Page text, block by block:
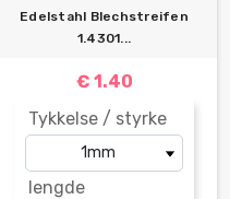
Edelstahl Blechstreifen
1.4301...
€ 1.40
Tykkelse / styrke
lengde